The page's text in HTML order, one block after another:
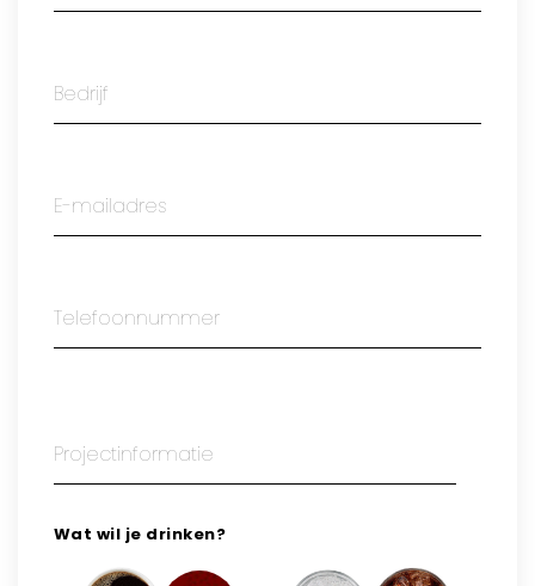
Wat wil je drinken?